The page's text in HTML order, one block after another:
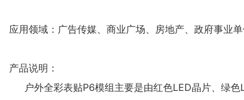
应用领域：广告传媒、商业广场、房地产、政府事业
产品说明：
户外全彩表贴P6模组主要是由红色LED晶片、绿色